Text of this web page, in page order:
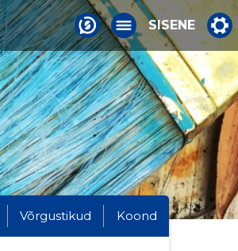
SISENE
Võrgustikud Koond